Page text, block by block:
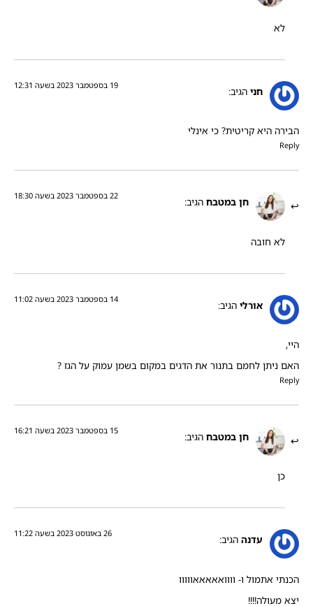
לא
חני הגיב:
19 בספטמבר 2023 בשעה 12:31
הבירה היא קריטית? כי אינלי
Reply
חן במטבח הגיב:
22 בספטמבר 2023 בשעה 18:30
לא חובה
אורלי הגיב:
14 בספטמבר 2023 בשעה 11:02
היי,
האם ניתן לחמם בתנור את הדגים במקום בשמן עמוק על הגז ?
Reply
חן במטבח הגיב:
15 בספטמבר 2023 בשעה 16:21
כן
עדנה הגיב:
26 באוגוסט 2023 בשעה 11:22
הכנתי אתמול ו- וווואאאאאווווו
יצא מעולה!!!!